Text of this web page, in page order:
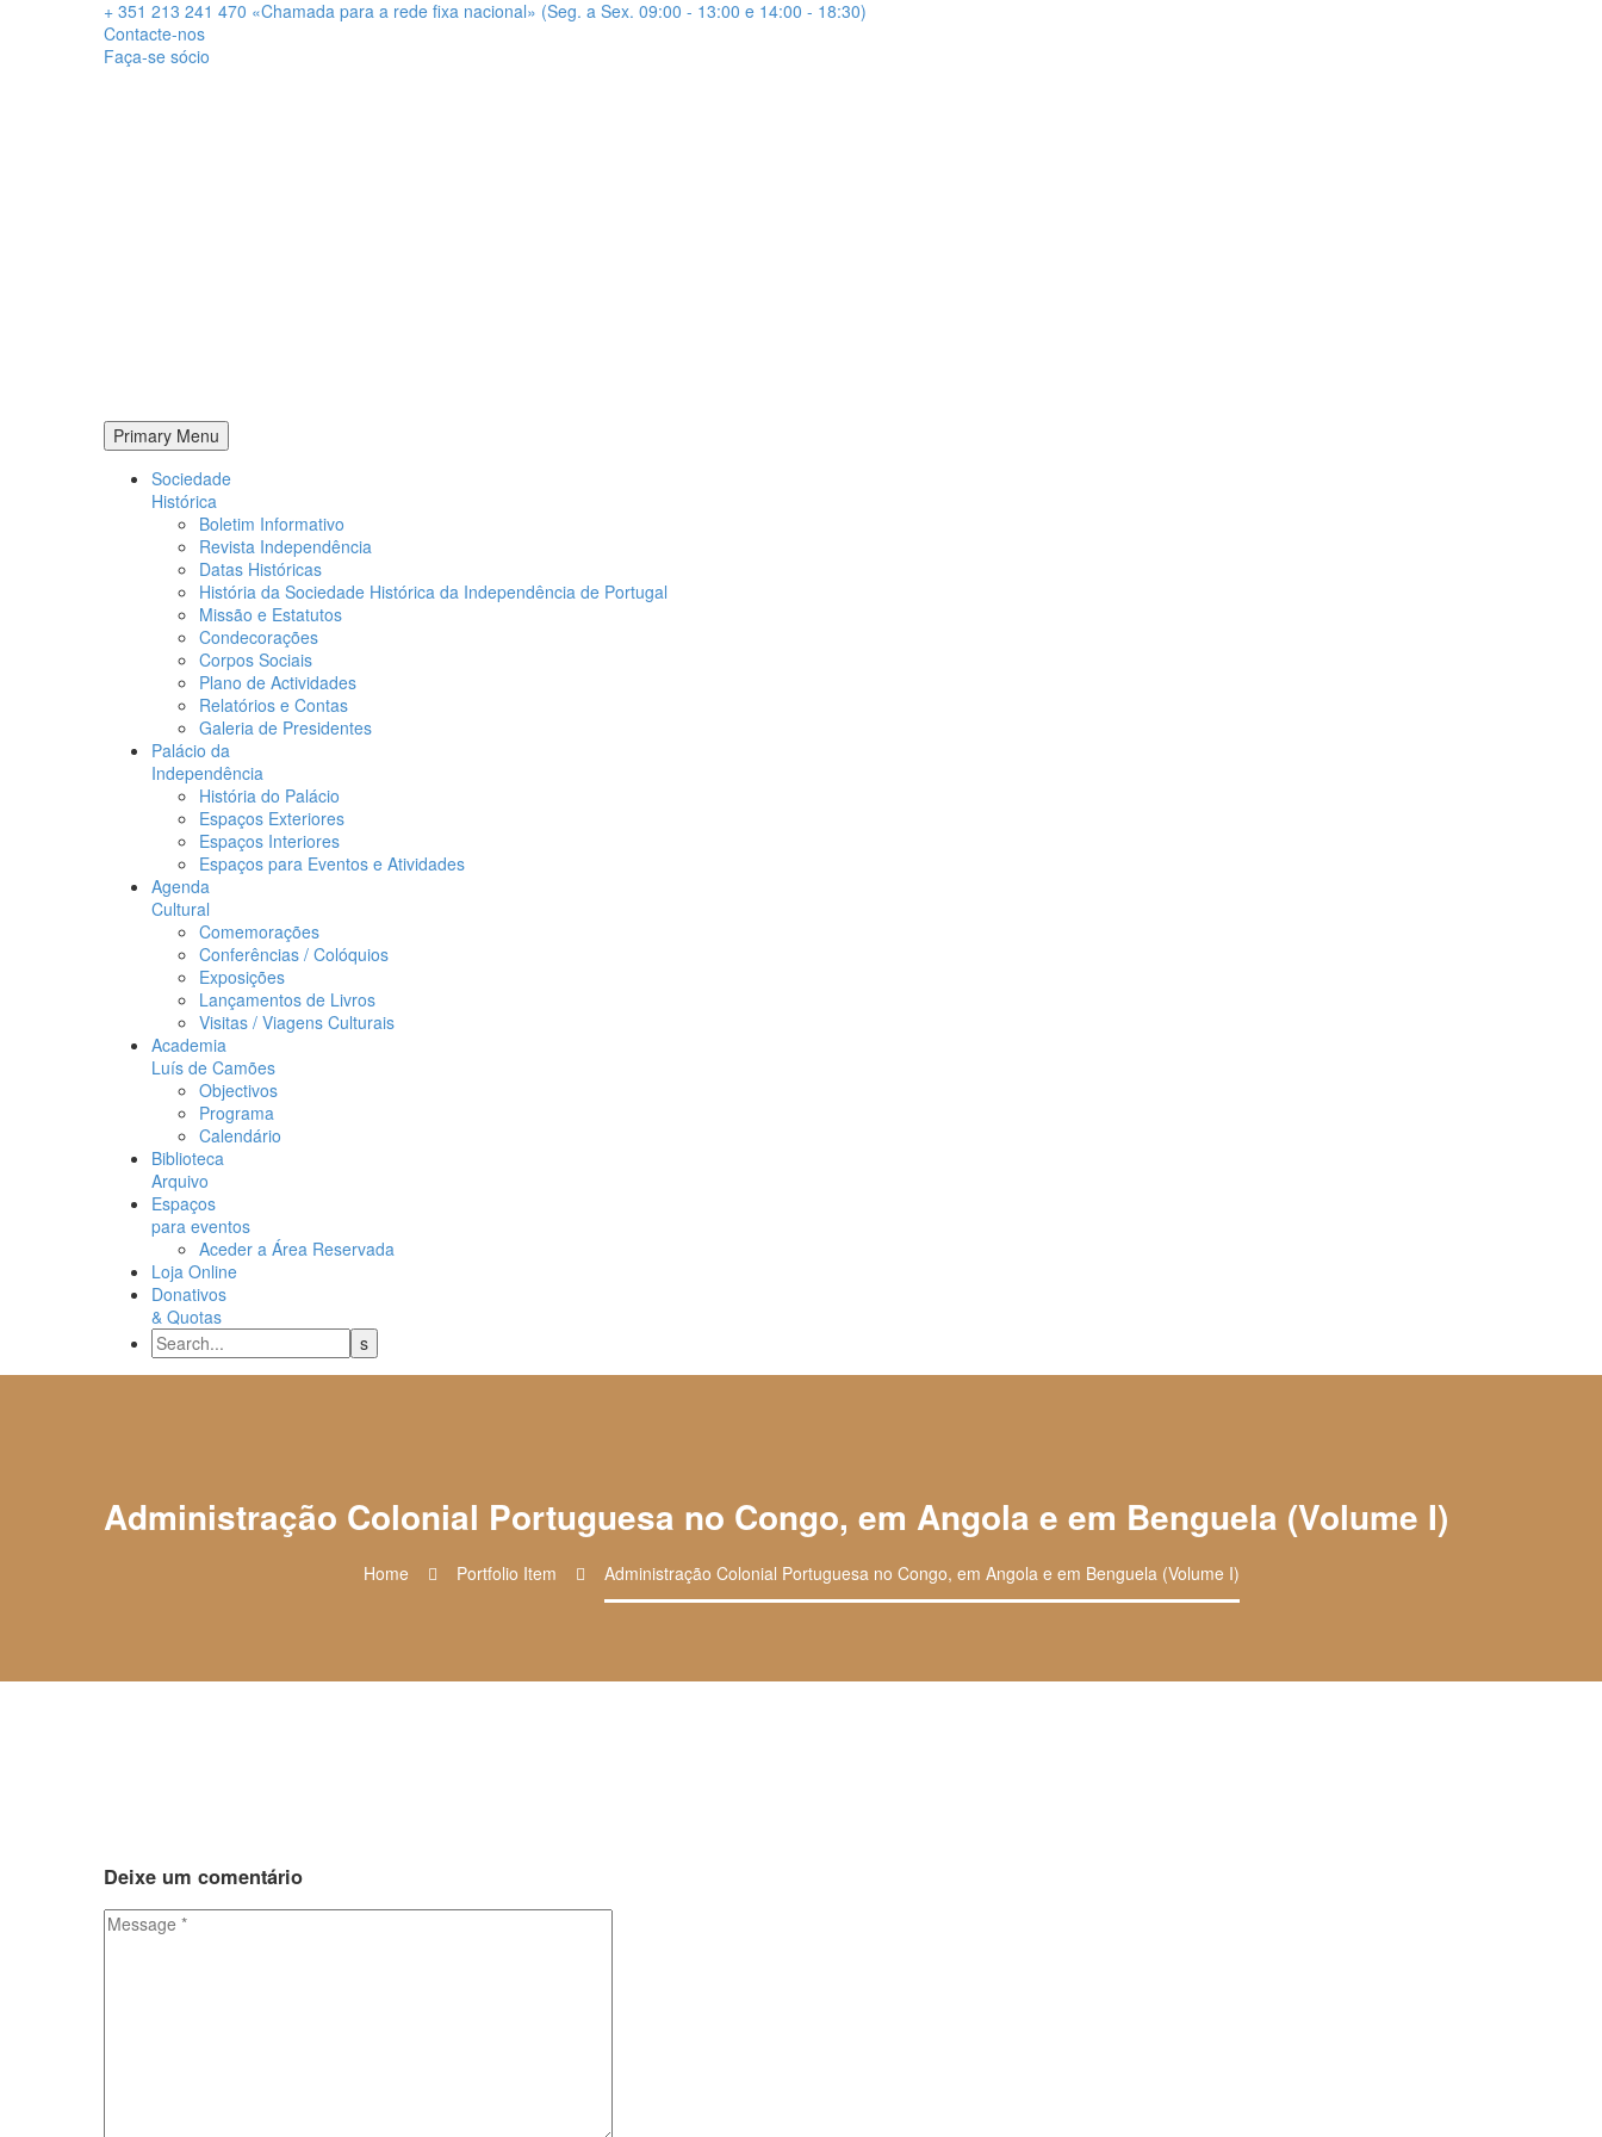
+ 351 213 241 470 «Chamada para a rede fixa nacional» (Seg. a Sex. 09:00 - 13:00 e 14:00 - 18:30)
Contacte-nos
Faça-se sócio
Primary Menu
Sociedade
Histórica
Boletim Informativo
Revista Independência
Datas Históricas
História da Sociedade Histórica da Independência de Portugal
Missão e Estatutos
Condecorações
Corpos Sociais
Plano de Actividades
Relatórios e Contas
Galeria de Presidentes
Palácio da
Independência
História do Palácio
Espaços Exteriores
Espaços Interiores
Espaços para Eventos e Atividades
Agenda
Cultural
Comemorações
Conferências / Colóquios
Exposições
Lançamentos de Livros
Visitas / Viagens Culturais
Academia
Luís de Camões
Objectivos
Programa
Calendário
Biblioteca
Arquivo
Espaços
para eventos
Aceder a Área Reservada
Loja Online
Donativos
& Quotas
Administração Colonial Portuguesa no Congo, em Angola e em Benguela (Volume I)
Home Portfolio Item Administração Colonial Portuguesa no Congo, em Angola e em Benguela (Volume I)
Deixe um comentário